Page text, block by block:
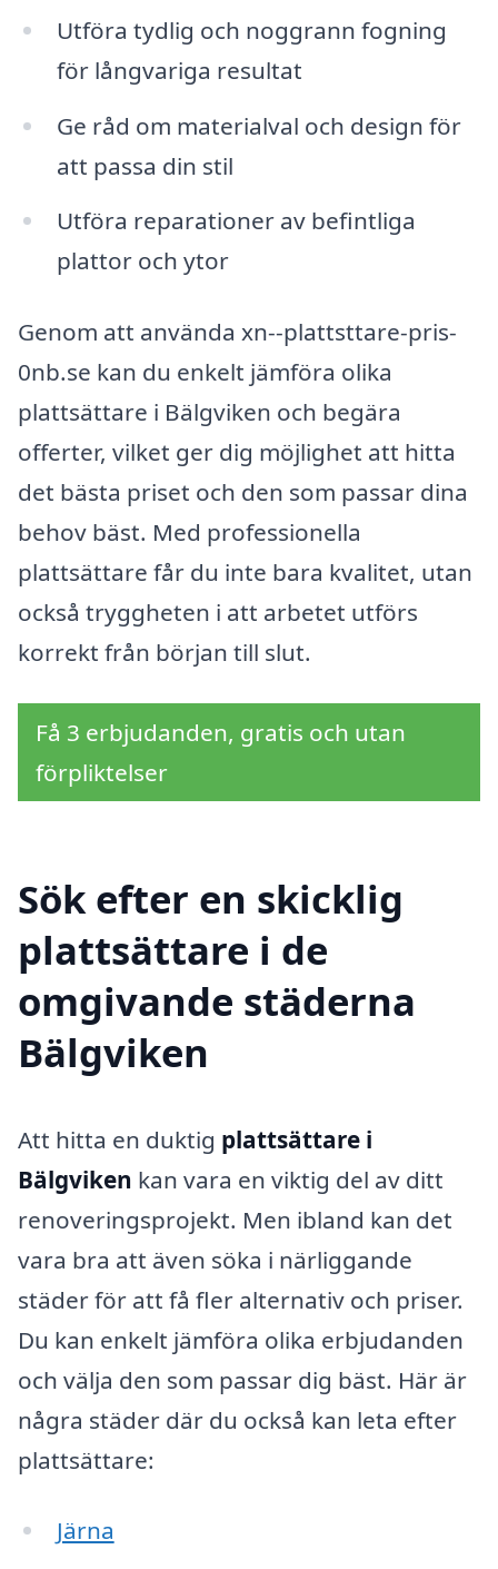
Utföra tydlig och noggrann fogning
för långvariga resultat
Ge råd om materialval och design för
att passa din stil
Utföra reparationer av befintliga
plattor och ytor
Genom att använda xn--plattsttare-pris-
0nb.se kan du enkelt jämföra olika
plattsättare i Bälgviken och begära
offerter, vilket ger dig möjlighet att hitta
det bästa priset och den som passar dina
behov bäst. Med professionella
plattsättare får du inte bara kvalitet, utan
också tryggheten i att arbetet utförs
korrekt från början till slut.
Få 3 erbjudanden, gratis och utan
förpliktelser
Sök efter en skicklig
plattsättare i de
omgivande städerna
Bälgviken
Att hitta en duktig plattsättare i
Bälgviken kan vara en viktig del av ditt
renoveringsprojekt. Men ibland kan det
vara bra att även söka i närliggande
städer för att få fler alternativ och priser.
Du kan enkelt jämföra olika erbjudanden
och välja den som passar dig bäst. Här är
några städer där du också kan leta efter
plattsättare:
Järna